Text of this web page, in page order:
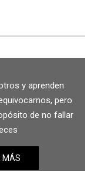
y aprenden
pero
de no fallar
MÁS